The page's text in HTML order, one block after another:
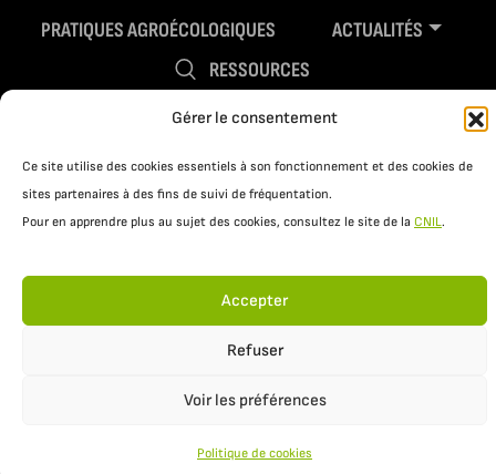
Gérer le consentement
Ce site utilise des cookies essentiels à son fonctionnement et des cookies de
sites partenaires à des fins de suivi de fréquentation.
Pour en apprendre plus au sujet des cookies, consultez le site de la CNIL.
Accepter
Refuser
Voir les préférences
Politique de cookies
PRATIQUES AGROÉCOLOGIQUES
ACTUALITÉS
RESSOURCES
Politique de confidentialité